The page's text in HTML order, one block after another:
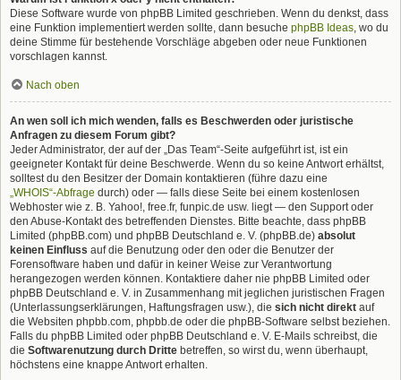
Diese Software wurde von phpBB Limited geschrieben. Wenn du denkst, dass
eine Funktion implementiert werden sollte, dann besuche phpBB Ideas, wo du
deine Stimme für bestehende Vorschläge abgeben oder neue Funktionen
vorschlagen kannst.
Nach oben
An wen soll ich mich wenden, falls es Beschwerden oder juristische
Anfragen zu diesem Forum gibt?
Jeder Administrator, der auf der „Das Team“-Seite aufgeführt ist, ist ein
geeigneter Kontakt für deine Beschwerde. Wenn du so keine Antwort erhältst,
solltest du den Besitzer der Domain kontaktieren (führe dazu eine
„WHOIS“-Abfrage durch) oder — falls diese Seite bei einem kostenlosen
Webhoster wie z. B. Yahoo!, free.fr, funpic.de usw. liegt — den Support oder
den Abuse-Kontakt des betreffenden Dienstes. Bitte beachte, dass phpBB
Limited (phpBB.com) und phpBB Deutschland e. V. (phpBB.de) absolut
keinen Einfluss auf die Benutzung oder den oder die Benutzer der
Forensoftware haben und dafür in keiner Weise zur Verantwortung
herangezogen werden können. Kontaktiere daher nie phpBB Limited oder
phpBB Deutschland e. V. in Zusammenhang mit jeglichen juristischen Fragen
(Unterlassungserklärungen, Haftungsfragen usw.), die sich nicht direkt auf
die Websiten phpbb.com, phpbb.de oder die phpBB-Software selbst beziehen.
Falls du phpBB Limited oder phpBB Deutschland e. V. E-Mails schreibst, die
die Softwarenutzung durch Dritte betreffen, so wirst du, wenn überhaupt,
höchstens eine knappe Antwort erhalten.